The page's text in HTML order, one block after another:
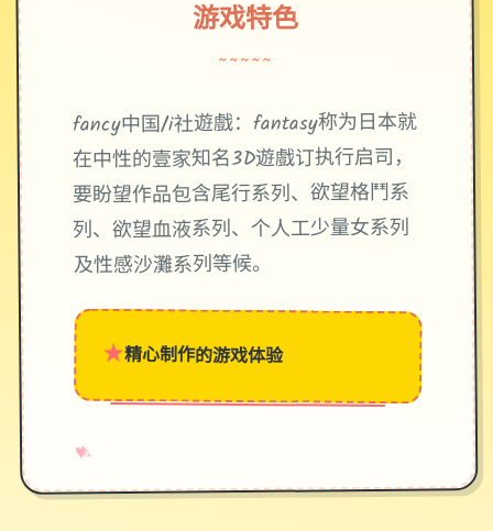
游戏特色
~~~~~
fancy中国/i社遊戲：fantasy称为日本就
在中性的壹家知名3D遊戲订执行启司，
要盼望作品包含尾行系列、欲望格鬥系
列、欲望血液系列、个人工少量女系列
及性感沙灘系列等候。
★精心制作的游戏体验
♥
✧
→